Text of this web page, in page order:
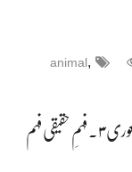
animal,
فہم کی تین اقسام ہیں۔ ۱۔ فہم ِ غیر شعوری ۲۔ فہم ِ شعوری ۳۔ فہمِ حقیقی فہم